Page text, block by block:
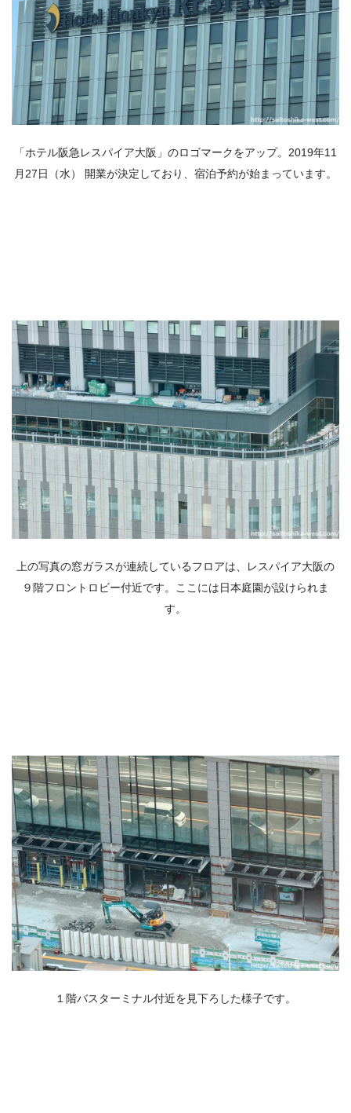
「ホテル阪急レスパイア大阪」のロゴマークをアップ。2019年11
月27日（水） 開業が決定しており、宿泊予約が始まっています。
上の写真の窓ガラスが連続しているフロアは、レスパイア大阪の
９階フロントロビー付近です。ここには日本庭園が設けられま
す。
１階バスターミナル付近を見下ろした様子です。